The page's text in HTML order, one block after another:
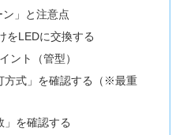
」と注意点
をLEDに交換する
ント（管型）
式」を確認する（※最重
を確認する